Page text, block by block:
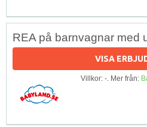
REA på barnvagnar med
VISA
Villkor: -. Mer från: